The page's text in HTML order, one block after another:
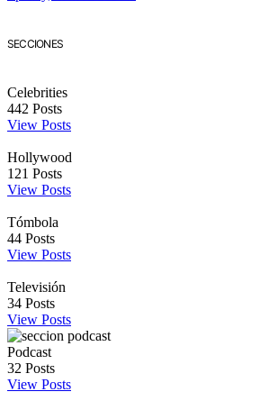
SECCIONES
Celebrities
442 Posts
View Posts
Hollywood
121 Posts
View Posts
Tómbola
44 Posts
View Posts
Televisión
34 Posts
View Posts
Podcast
32 Posts
View Posts